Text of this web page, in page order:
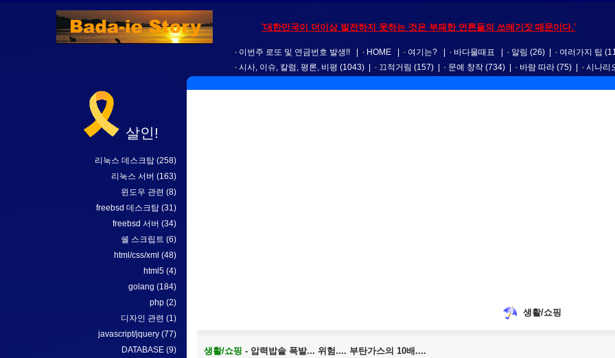
'대한민국이 더이상 발전하지 못하는 것은 부패한 언론들의 쓰레기짓 때문이다.'
이번주 로또 및 연금번호 발생!! HOME 여기는? 바다물때표 알림 (26) 여러가지 팁
시사, 이슈, 칼럼, 평론, 비평 (1043) 끄적거림 (157) 문예 창작 (734) 바람 따라 (75) 시나리
살인!
리눅스 데스크탑 (258)
리눅스 서버 (163)
윈도우 관련 (8)
freebsd 데스크탑 (31)
freebsd 서버 (34)
쉘 스크립트 (6)
html/css/xml (48)
html5 (4)
golang (184)
php (2)
디자인 관련 (1)
javascript/jquery (77)
DATABASE (9)
생활/쇼핑
생활/쇼핑 - 압력밥솥 폭발... 위험.... 부탄가스의 10배....